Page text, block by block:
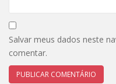
Salvar meus dados neste
comentar.